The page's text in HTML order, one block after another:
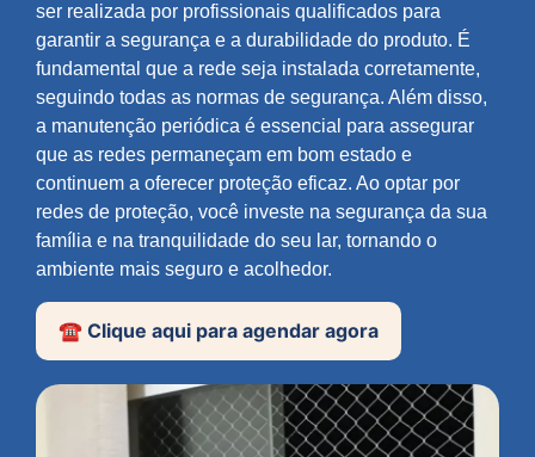
ser realizada por profissionais qualificados para
garantir a segurança e a durabilidade do produto. É
fundamental que a rede seja instalada corretamente,
seguindo todas as normas de segurança. Além disso,
a manutenção periódica é essencial para assegurar
que as redes permaneçam em bom estado e
continuem a oferecer proteção eficaz. Ao optar por
redes de proteção, você investe na segurança da sua
família e na tranquilidade do seu lar, tornando o
ambiente mais seguro e acolhedor.
☎️ Clique aqui para agendar agora